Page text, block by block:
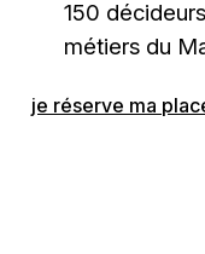
150
métiers du
je réserve ma